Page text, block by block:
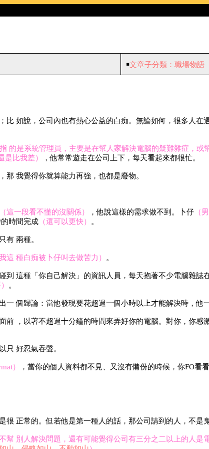
￭文章子分類：職場物語
如說，公司內也有熱心公益的白痴。無論如何，很多人在
指 的是系統管理員，主要是在幫人家解決電腦的疑難雜症，或
比我差）
，他常常遊走在公司上下，每天看起來都很忙。
我覺得你就算能力再強，也都是廢物。
（這一段看不懂的沒關係） ，他說這樣的需求做不到。卜仔 （
時間完成 （還可以更快） 。
有 兩種。
這 種白痴被卜仔叫去做苦力） 。
這種「你自己解決」的資訊人員，每天抱著不少電腦雜誌
。
個歸論：當他發現要花超過一個小時以上才能解決時，他
，以著不超過十分鐘的時間來弄好你的電腦。對你，你感
只 好忍氣吞聲。
） ，當你的個人資料都不見、又沒有備份的時候，你FO看看
正常的。但若他是第一種人的話，那公司請到的人，不是
幫 別人解決問題，還有可能覺得公司有三分之二以上的人是